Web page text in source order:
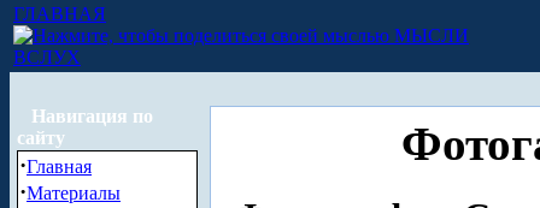
ГЛАВНАЯ
МЫСЛИ
ВСЛУХ
Навигация по
сайту
·Главная
·Материалы